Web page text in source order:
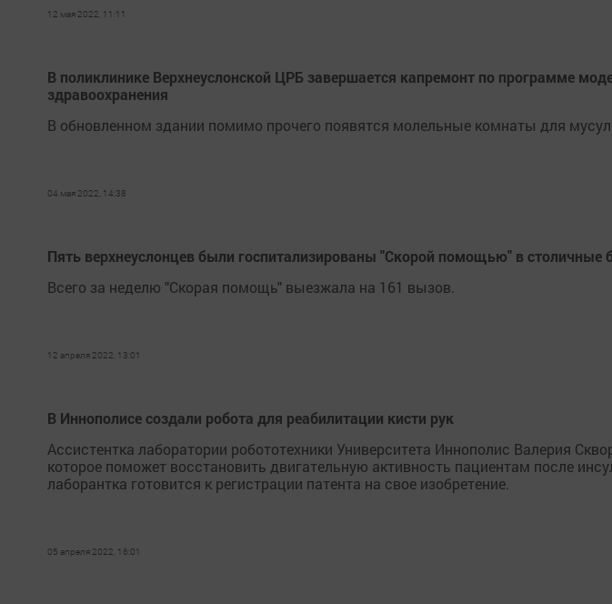
12 мая 2022, 11:11
В поликлинике Верхнеуслонской ЦРБ завершается капремонт по программе
здравоохранения
В обновленном здании помимо прочего появятся молельные комнаты для
04 мая 2022, 14:38
Пять верхнеуслонцев были госпитализированы "Скорой помощью" в столичные
Всего за неделю "Скорая помощь" выезжала на 161 вызов.
12 апреля 2022, 13:01
В Иннополисе создали робота для реабилитации кисти рук
Ассистентка лаборатории робототехники Университета Иннополис Валерия
которое поможет восстановить двигательную активность пациентам после
лаборантка готовится к регистрации патента на свое изобретение.
05 апреля 2022, 16:01